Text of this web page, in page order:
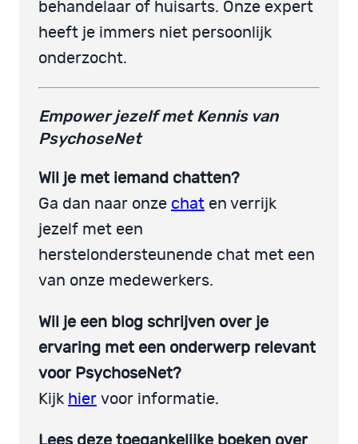
behandelaar of huisarts. Onze expert
heeft je immers niet persoonlijk
onderzocht.
Empower jezelf met Kennis van
PsychoseNet
Wil je met iemand chatten?
Ga dan naar onze chat en verrijk
jezelf met een
herstelondersteunende chat met een
van onze medewerkers.
Wil je een blog schrijven over je
ervaring met een onderwerp relevant
voor PsychoseNet?
Kijk hier voor informatie.
Lees deze toegankelijke boeken over